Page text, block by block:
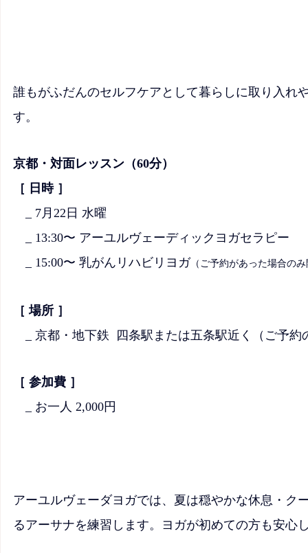
誰もがふだんのセルフケアとして暮らしに取り入れ
す。
京都・対面レッスン（60分）
［ 日時 ］
_ 7月22日 水曜
_ 13:30〜 アーユルヴェーディックヨガセラピー
_ 15:00〜 乳がんリハビリヨガ （ご予約があった場合の
［ 場所 ］
_ 京都・地下鉄  四条駅または五条駅近く（ご予約
［ 参加費 ］
_ お一人 2,000円
アーユルヴェーダヨガでは、夏は穏やかな休息・ク
るアーサナを練習します。ヨガが初めての方も安心